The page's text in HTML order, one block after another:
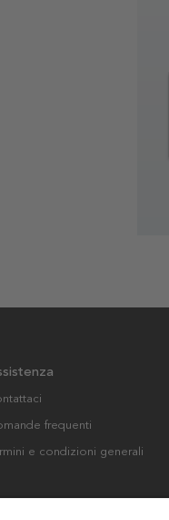
frequenti
e condizioni generali